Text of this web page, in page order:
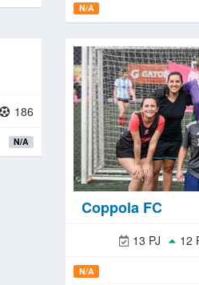
N/A
186
N/A
Coppola FC
12
13 PJ
N/A